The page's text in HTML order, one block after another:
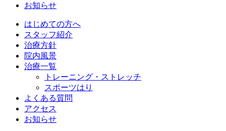
お知らせ
はじめての方へ
スタッフ紹介
治療方針
院内風景
治療一覧
トレーニング・ストレッチ
スポーツはり
よくある質問
アクセス
お知らせ